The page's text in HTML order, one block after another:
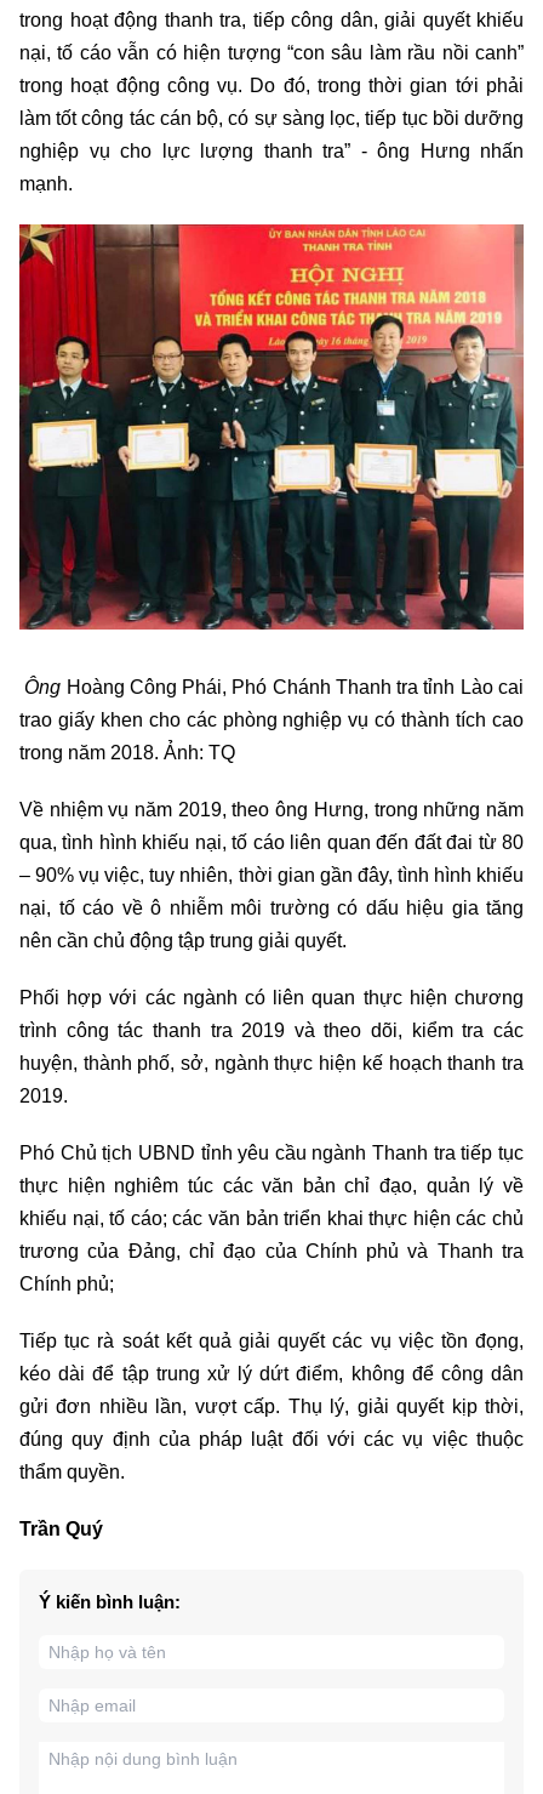
trong hoạt động thanh tra, tiếp công dân, giải quyết khiếu
nại, tố cáo vẫn có hiện tượng “con sâu làm rầu nồi canh”
trong hoạt động công vụ. Do đó, trong thời gian tới phải
làm tốt công tác cán bộ, có sự sàng lọc, tiếp tục bồi dưỡng
nghiệp vụ cho lực lượng thanh tra” - ông Hưng nhấn
mạnh.
Ông Hoàng Công Phái, Phó Chánh Thanh tra tỉnh Lào cai
trao giấy khen cho các phòng nghiệp vụ có thành tích cao
trong năm 2018. Ảnh: TQ
Về nhiệm vụ năm 2019, theo ông Hưng, trong những năm
qua, tình hình khiếu nại, tố cáo liên quan đến đất đai từ 80
– 90% vụ việc, tuy nhiên, thời gian gần đây, tình hình khiếu
nại, tố cáo về ô nhiễm môi trường có dấu hiệu gia tăng
nên cần chủ động tập trung giải quyết.
Phối hợp với các ngành có liên quan thực hiện chương
trình công tác thanh tra 2019 và theo dõi, kiểm tra các
huyện, thành phố, sở, ngành thực hiện kế hoạch thanh tra
2019.
Phó Chủ tịch UBND tỉnh yêu cầu ngành Thanh tra tiếp tục
thực hiện nghiêm túc các văn bản chỉ đạo, quản lý về
khiếu nại, tố cáo; các văn bản triển khai thực hiện các chủ
trương của Đảng, chỉ đạo của Chính phủ và Thanh tra
Chính phủ;
Tiếp tục rà soát kết quả giải quyết các vụ việc tồn đọng,
kéo dài để tập trung xử lý dứt điểm, không để công dân
gửi đơn nhiều lần, vượt cấp. Thụ lý, giải quyết kịp thời,
đúng quy định của pháp luật đối với các vụ việc thuộc
thẩm quyền.
Trần Quý
Ý kiến bình luận: